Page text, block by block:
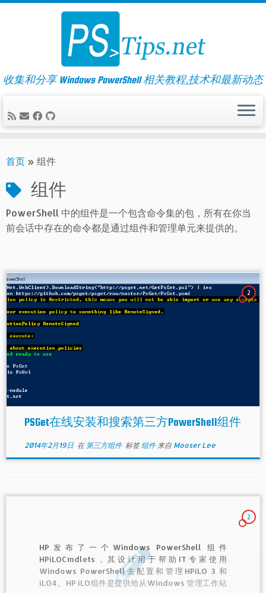
Skip
收集和分享 Windows PowerShell 相关教程,技术和最新动态
首页 » 组件
组件
PowerShell 中的组件是一个包含命令集的包，所有在你当
前会话中存在的命令都是通过组件和管理单元来提供的。
2
PSGet在线安装和搜索第三方PowerShell组件
2014年2月19日在 第三方组件 标签组件 来自 Mooser Lee
2
HP发布了一个Windows PowerShell 组件
HPiLOCmdlets，其设计用于帮助IT专家使用
Windows PowerShell去配置和管理HPiLO 3 和
iLO4。HP iLO组件是提供给从Windows 管理工作站